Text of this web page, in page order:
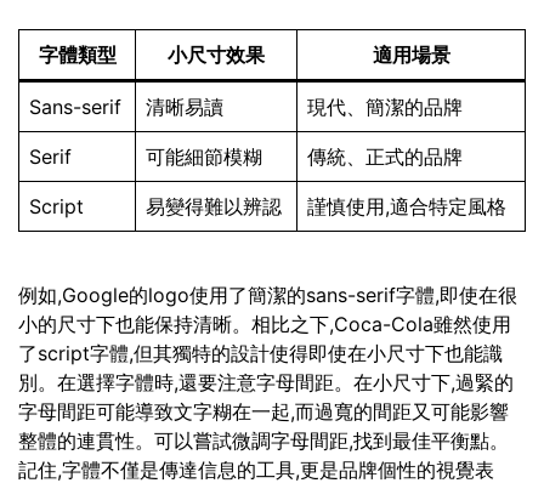
字體類型 小尺寸效果 適用場景
Sans-serif 清晰易讀 現代、簡潔的品牌
Serif 可能細節模糊 傳統、正式的品牌
Script 易變得難以辨認 謹慎使用,適合特定風格
例如,Google的logo使用了簡潔的sans-serif字體,即使在很
小的尺寸下也能保持清晰。相比之下,Coca-Cola雖然使用
了script字體,但其獨特的設計使得即使在小尺寸下也能識
別。在選擇字體時,還要注意字母間距。在小尺寸下,過緊的
字母間距可能導致文字糊在一起,而過寬的間距又可能影響
整體的連貫性。可以嘗試微調字母間距,找到最佳平衡點。
記住,字體不僅是傳達信息的工具,更是品牌個性的視覺表